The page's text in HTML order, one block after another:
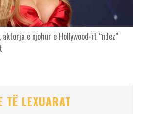
e njohur e Hollywood-it “ndez”
TË LEXUARAT